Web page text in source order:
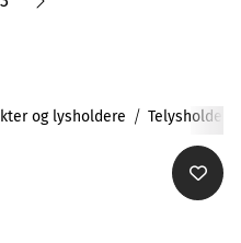
og lysholdere Telysholdere